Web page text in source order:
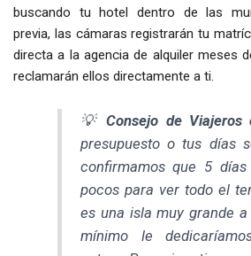
buscando tu hotel dentro de las
previa, las cámaras registrarán tu
directa a la agencia de alquiler meses
reclamarán ellos directamente a ti.
💡Consejo de Viajeros
presupuesto o tus días
confirmamos que 5
pocos para ver todo el
es una isla muy grande
mínimo le